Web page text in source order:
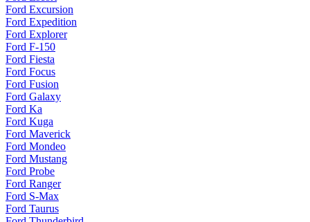
Ford Excursion
Ford Expedition
Ford Explorer
Ford F-150
Ford Fiesta
Ford Focus
Ford Fusion
Ford Galaxy
Ford Ka
Ford Kuga
Ford Maverick
Ford Mondeo
Ford Mustang
Ford Probe
Ford Ranger
Ford S-Max
Ford Taurus